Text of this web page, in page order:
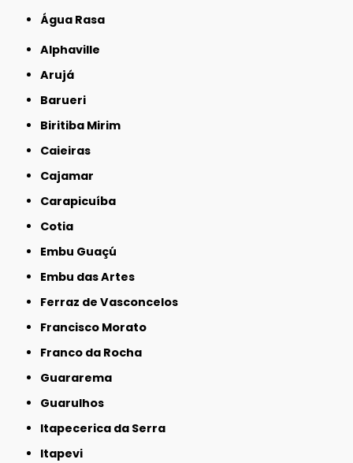
Água Rasa
Alphaville
Arujá
Barueri
Biritiba Mirim
Caieiras
Cajamar
Carapicuíba
Cotia
Embu Guaçú
Embu das Artes
Ferraz de Vasconcelos
Francisco Morato
Franco da Rocha
Guararema
Guarulhos
Itapecerica da Serra
Itapevi